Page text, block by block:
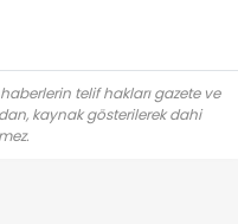
telif hakları gazete ve
kaynak gösterilerek dahi